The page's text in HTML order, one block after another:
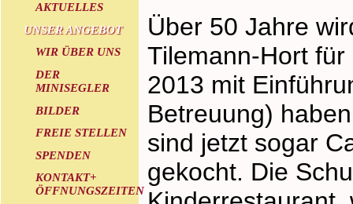
AKTUELLES
UNSER ANGEBOT
WIR ÜBER UNS
DER
MINISEGLER
BILDER
FREIE STELLEN
SPENDEN
KONTAKT+
ÖFFNUNGSZEITEN
Über 50 Jahre
Tilemann-Hort
2013 mit
Betreuung)
sind jetzt sogar
gekocht. Die